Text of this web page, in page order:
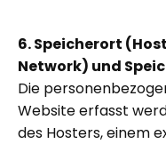
6. Speicherort
Network) und
Die
Website erfasst
des Hosters, einem